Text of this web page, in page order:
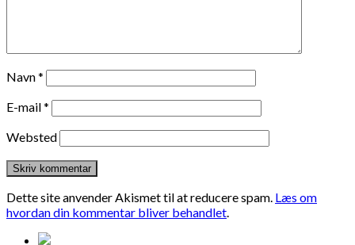
Navn*
E-mail*
Websted
Dette site anvender Akismet til at reducere spam. Læs om
hvordan din kommentar bliver behandlet.